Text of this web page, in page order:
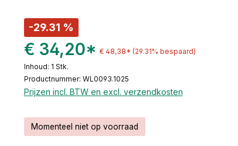
-29.31 %
€ 34,20* € 48,38* (29.31% bespaard)
Inhoud: 1 Stk.
Productnummer: WL0093.1025
Prijzen incl. BTW en excl. verzendkosten
Momenteel niet op voorraad